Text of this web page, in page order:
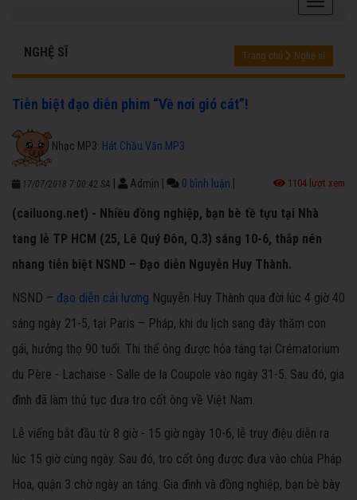
NGHỆ SĨ Trang chủ Nghệ sĩ
Tiễn biệt đạo diễn phim “Về nơi gió cát”!
Nhạc MP3: Hát Chầu Văn MP3
17/07/2018 7:00:42 SA Admin 0 bình luận 1104 lượt xem
(cailuong.net) - Nhiều đồng nghiệp, bạn bè tề tựu tại Nhà
tang lễ TP HCM (25, Lê Quý Đôn, Q.3) sáng 10-6, thắp nén
nhang tiễn biệt NSND – Đạo diễn Nguyễn Huy Thành.
NSND – đạo diễn cải lương Nguyễn Huy Thành qua đời lúc 4 giờ 40
sáng ngày 21-5, tại Paris – Pháp, khi du lịch sang đây thăm con
gái, hưởng thọ 90 tuổi. Thi thể ông được hỏa táng tại Crématorium
du Père - Lachaise - Salle de la Coupole vào ngày 31-5. Sau đó, gia
đình đã làm thủ tục đưa tro cốt ông về Việt Nam.
Lễ viếng bắt đầu từ 8 giờ - 15 giờ ngày 10-6, lễ truy điệu diễn ra
lúc 15 giờ cùng ngày. Sau đó, tro cốt ông được đưa vào chùa Pháp
Hoa, quận 3 chờ ngày an táng. Gia đình và đồng nghiệp, bạn bè bày